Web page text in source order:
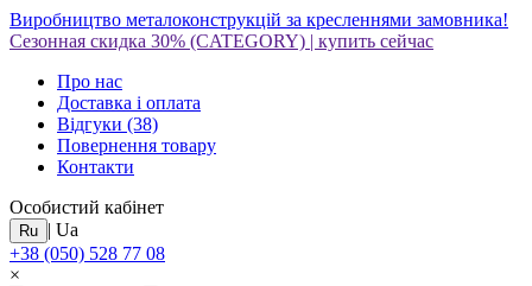
Виробництво металоконструкцій за кресленнями замовника!
Сезонная скидка 30% (CATEGORY) | купить сейчас
Про нас
Доставка і оплата
Відгуки (38)
Повернення товару
Контакти
Особистий кабінет
Ru | Ua
+38 (050) 528 77 08
×